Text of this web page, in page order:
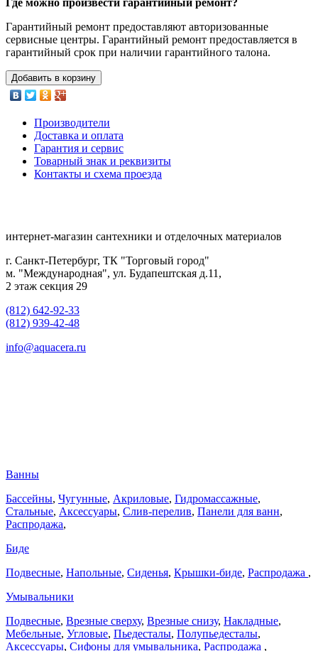
Гарантийный ремонт предоставляют авторизованные
сервисные центры. Гарантийный ремонт предоставляется в
гарантийный срок при наличии гарантийного талона.
Добавить в корзину
Производители
Доставка и оплата
Гарантия и сервис
Товарный знак и реквизиты
Контакты и схема проезда
интернет-магазин сантехники и отделочных материалов
г. Санкт-Петербург, ТК "Торговый город"
м. "Международная", ул. Будапештская д.11,
2 этаж секция 29
(812) 642-92-33
(812) 939-42-48
info@aquacera.ru
Ванны
Бассейны, Чугунные, Акриловые, Гидромассажные,
Стальные, Аксессуары, Слив-перелив, Панели для ванн,
Распродажа,
Биде
Подвесные, Напольные, Сиденья, Крышки-биде, Распродажа ,
Умывальники
Подвесные, Врезные сверху, Врезные снизу, Накладные,
Мебельные, Угловые, Пьедесталы, Полупьедесталы,
Аксессуары, Сифоны для умывальника, Распродажа ,